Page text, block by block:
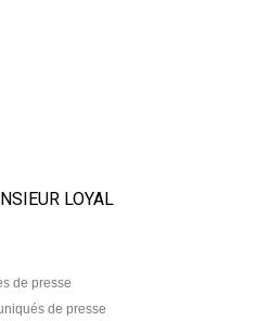
LOYAL
de presse
de presse